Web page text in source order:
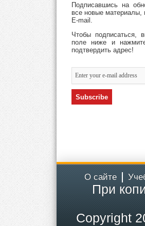
Подписавшись на
все новые материалы,
E-mail.
Чтобы подписаться,
поле ниже и
подтвердить адрес!
О сайте
При
Copyright